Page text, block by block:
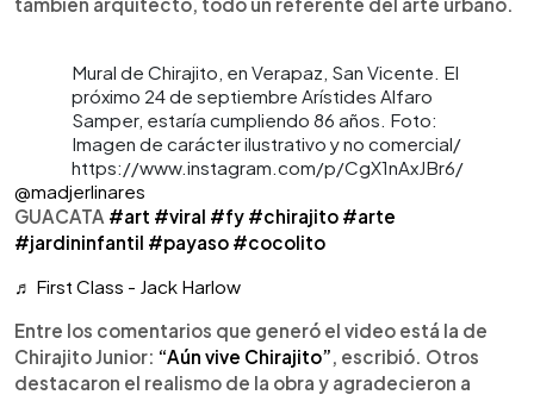
Mural de Chirajito, en Verapaz, San Vicente. El
próximo 24 de septiembre Arístides Alfaro
Samper, estaría cumpliendo 86 años. Foto:
Imagen de carácter ilustrativo y no comercial/
https://www.instagram.com/p/CgX1nAxJBr6/
@madjerlinares
GUACATA #art #viral #fy #chirajito #arte
#jardininfantil #payaso #cocolito
♬ First Class - Jack Harlow
Entre los comentarios que generó el video está la de
Chirajito Junior: “Aún vive Chirajito”, escribió. Otros
destacaron el realismo de la obra y agradecieron a